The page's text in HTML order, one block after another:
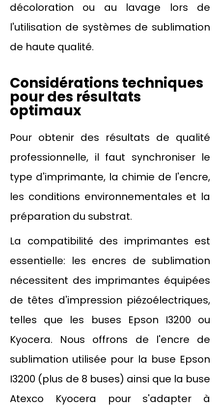
décoloration ou au lavage lors de
l'utilisation de systèmes de sublimation
de haute qualité.
Considérations techniques
pour des résultats
optimaux
Pour obtenir des résultats de qualité
professionnelle, il faut synchroniser le
type d'imprimante, la chimie de l'encre,
les conditions environnementales et la
préparation du substrat.
La compatibilité des imprimantes est
essentielle: les encres de sublimation
nécessitent des imprimantes équipées
de têtes d'impression piézoélectriques,
telles que les buses Epson I3200 ou
Kyocera. Nous offrons de l'encre de
sublimation utilisée pour la buse Epson
I3200 (plus de 8 buses) ainsi que la buse
Atexco Kyocera pour s'adapter à